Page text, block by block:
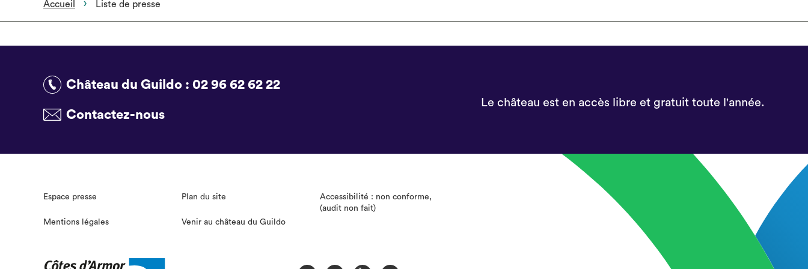
Accueil Liste de presse
Château du Guildo : 02 96 62 62 22
Contactez-nous
Le château est en accès libre et gratuit toute l'année.
Espace presse
Mentions légales
Plan du site
Venir au château du Guildo
Accessibilité : non conforme,
(audit non fait)